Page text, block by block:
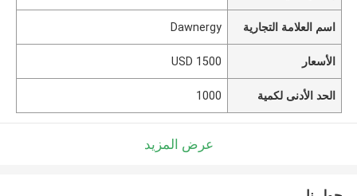
اسم العلامة التجارية Dawnergy
الأسعار 1500 USD
الحد الأدنى لكمية 1000
عرض المزيد